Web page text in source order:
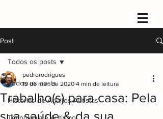
Post
Todos os posts
Histórias de Adultos Autistas
Todos os posts
Trabalho(s) para casa: Pela
sua saúde & da sua
pedrorodrigues
19 de mar. de 2020 4 min de leitura